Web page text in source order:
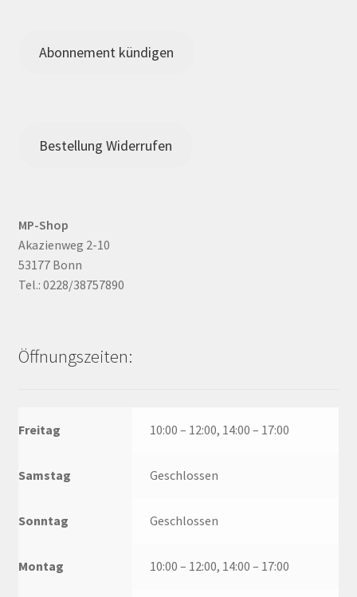
Abonnement kündigen
Bestellung Widerrufen
MP-Shop
Akazienweg 2-10
53177 Bonn
Tel.: 0228/38757890
Öffnungszeiten:
Freitag 10:00 – 12:00, 14:00 – 17:00
Samstag Geschlossen
Sonntag Geschlossen
Montag 10:00 – 12:00, 14:00 – 17:00